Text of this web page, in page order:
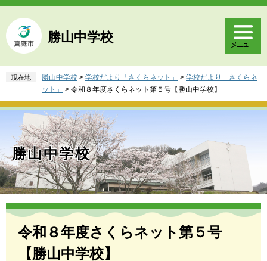
ペ
ジ
の
頭
。
メ
ュ
ー
飛
て
勝山中学校
現在地 勝山中学校 > 学校だより「さくらネット」 > 学校だより「さくらネ
ット」
> 令和８年度さくらネット第５号【勝山中学校】
勝山中学校
本
令和８年度さくらネット第５号
【勝山中学校】